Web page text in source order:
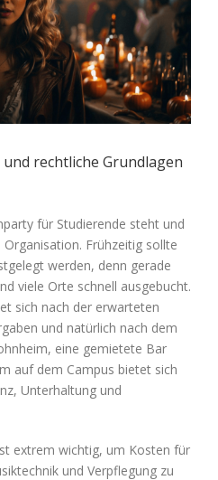
rechtliche Grundlagen
für Studierende steht und
Frühzeitig sollte
werden, denn gerade
viele Orte schnell ausgebucht.
sich nach der erwarteten
und natürlich nach dem
eine gemietete Bar
auf dem Campus bietet sich
Unterhaltung und
extrem wichtig, um Kosten für
und Verpflegung zu